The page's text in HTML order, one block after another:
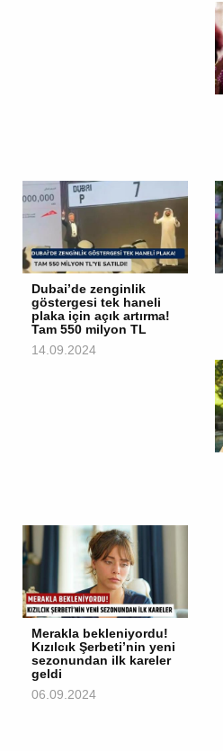
Dubai’de zenginlik
göstergesi tek haneli
plaka için açık artırma!
Tam 550 milyon TL
14.09.2024
Merakla bekleniyordu!
Kızılcık Şerbeti’nin yeni
sezonundan ilk kareler
geldi
06.09.2024